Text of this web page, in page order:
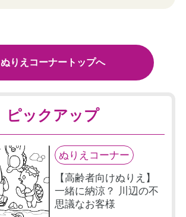
ぬりえコーナートップへ
ピックアップ
ぬりえコーナー
【高齢者向けぬりえ】
一緒に納涼？ 川辺の不
思議なお客様